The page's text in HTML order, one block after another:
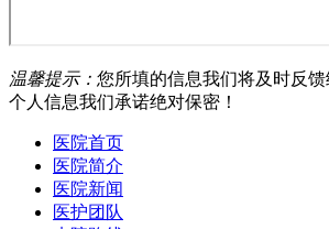
温馨提示： 您所填的信息我们将及时反
个人信息我们承诺绝对保密！
医院首页
医院简介
医院新闻
医护团队